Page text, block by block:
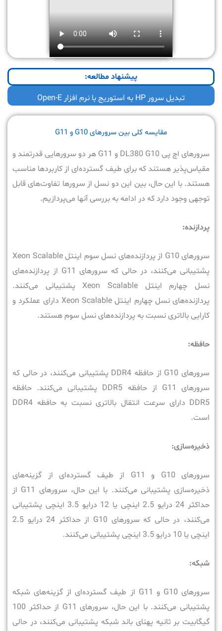
پیشنهاد مطالعه:
تبدیل سرور HP به استوریج با نرم افزار Open-E
مقایسه کلی بین سرورهای G10 و G11
سرورهای اچ پی DL380 G10 و G11 هر دو سرورهایی قدرتمند و
مقیاس‌پذیر هستند که برای طیف گسترده‌ای از کاربردها مناسب
هستند. با این حال، بین این دو نسل از سرورها تفاوت‌های قابل
توجهی وجود دارد که در ادامه به بررسی آنها می‌پردازیم.
پردازنده:
سرورهای G10 از پردازنده‌های نسل سوم اینتل Xeon Scalable
پشتیبانی می‌کنند، در حالی که سرورهای G11 از پردازنده‌های
نسل چهارم اینتل Xeon Scalable پشتیبانی می‌کنند.
پردازنده‌های نسل چهارم اینتل Xeon Scalable دارای عملکرد و
کارایی بالاتری نسبت به پردازنده‌های نسل سوم هستند.
حافظه:
سرورهای G10 از حافظه DDR4 پشتیبانی می‌کنند، در حالی که
سرورهای G11 از حافظه DDR5 پشتیبانی می‌کنند. حافظه
DDR5 دارای سرعت انتقال بالاتری نسبت به حافظه DDR4
است.
ذخیره‌سازی:
سرورهای G10 و G11 از طیف گسترده‌ای از گزینه‌های
ذخیره‌سازی پشتیبانی می‌کنند. با این حال، سرورهای G11 از
حداکثر 24 درایو 2.5 اینچی یا 12 درایو 3.5 اینچی پشتیبانی
می‌کنند، در حالی که سرورهای G10 از حداکثر 24 درایو 2.5
اینچی یا 10 درایو 3.5 اینچی پشتیبانی می‌کنند.
شبکه:
سرورهای G10 و G11 از طیف گسترده‌ای از گزینه‌های شبکه
پشتیبانی می‌کنند. با این حال، سرورهای G11 از حداکثر 100
گیگابیت بر ثانیه پهنای باند شبکه پشتیبانی می‌کنند، در حالی